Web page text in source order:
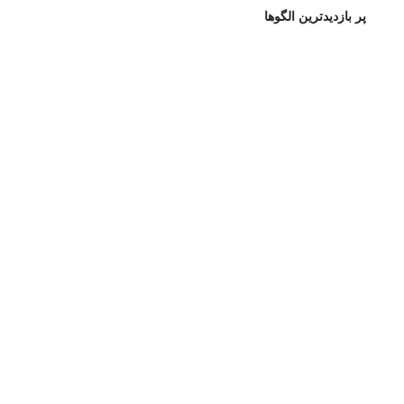
پر بازدیدترین الگوها